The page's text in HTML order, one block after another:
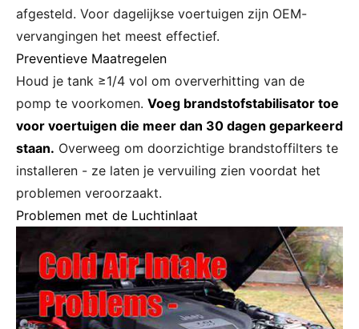
afgesteld. Voor dagelijkse voertuigen zijn OEM-
vervangingen het meest effectief.
Preventieve Maatregelen
Houd je tank ≥1/4 vol om oververhitting van de
pomp te voorkomen. Voeg brandstofstabilisator toe
voor voertuigen die meer dan 30 dagen geparkeerd
staan. Overweeg om doorzichtige brandstoffilters te
installeren - ze laten je vervuiling zien voordat het
problemen veroorzaakt.
Problemen met de Luchtinlaat